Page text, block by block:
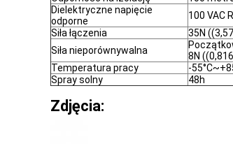
Dielektryczne napięcie
odporne
100 VAC
Siła łączenia
35N
Siła nieporównywalna
8N
Temperatura pracy
-
Spray solny
48h
Zdjęcia: